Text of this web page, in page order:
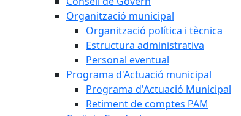
Organització municipal
Organització política i tècnica
Estructura administrativa
Personal eventual
Programa d'Actuació municipal
Programa d'Actuació Municipal
Retiment de comptes PAM